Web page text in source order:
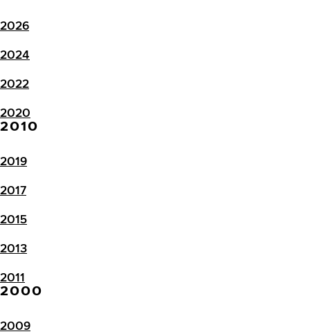
2026
2024
2022
2020
2010
2019
2017
2015
2013
2011
2000
2009